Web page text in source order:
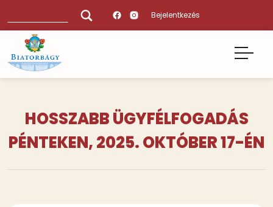
tartalomra
Bejelentkezés
HOSSZABB ÜGYFÉLFOGADÁS
PÉNTEKEN, 2025. OKTÓBER 17-ÉN